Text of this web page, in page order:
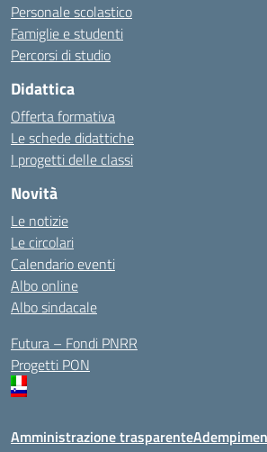
Personale scolastico
Famiglie e studenti
Percorsi di studio
Didattica
Offerta formativa
Le schede didattiche
I progetti delle classi
Novità
Le notizie
Le circolari
Calendario eventi
Albo online
Albo sindacale
Futura – Fondi PNRR
Progetti PON
Amministrazione trasparente